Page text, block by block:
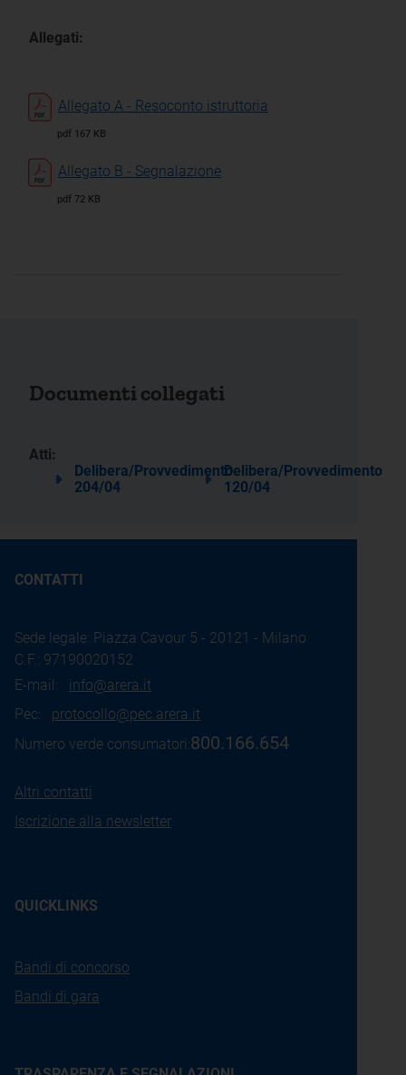
Allegati:
Allegato A - Resoconto istruttoria
pdf 167 KB
Allegato B - Segnalazione
pdf 72 KB
Documenti collegati
Atti:
Delibera/Provvedimento
204/04
Delibera/Provvedimento
120/04
CONTATTI
Sede legale: Piazza Cavour 5 - 20121 - Milano
C.F.: 97190020152
E-mail: info@arera.it
Pec: protocollo@pec.arera.it
Numero verde consumatori:800.166.654
Altri contatti
Iscrizione alla newsletter
QUICKLINKS
Bandi di concorso
Bandi di gara